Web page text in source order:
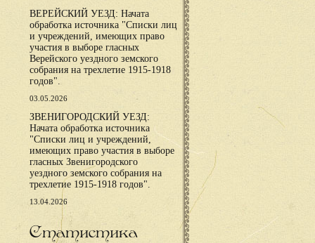
ВЕРЕЙСКИЙ УЕЗД: Начата
обработка источника "Списки лиц
и учреждений, имеющих право
участия в выборе гласных
Верейского уездного земского
собрания на трехлетие 1915-1918
годов".
03.05.2026
ЗВЕНИГОРОДСКИЙ УЕЗД:
Начата обработка источника
"Списки лиц и учреждений,
имеющих право участия в выборе
гласных Звенигородского
уездного земского собрания на
трехлетие 1915-1918 годов".
13.04.2026
Статистика